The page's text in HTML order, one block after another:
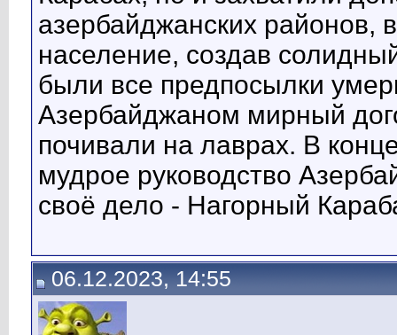
азербайджанских районов,
население, создав
были все предпосылки
Азербайджаном мирный
почивали на лаврах. В
мудрое руководство
своё дело - Нагорный
06.12.2023, 14:55